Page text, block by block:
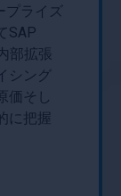
プライズ
SAP
部拡張
シング
価そし
に把握